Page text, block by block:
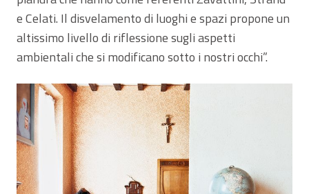
e Celati. Il disvelamento di luoghi e spazi propone un
altissimo livello di riflessione sugli aspetti
ambientali che si modificano sotto i nostri occhi”.